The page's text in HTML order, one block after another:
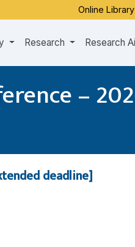
Online
Research Research
–
deadline]